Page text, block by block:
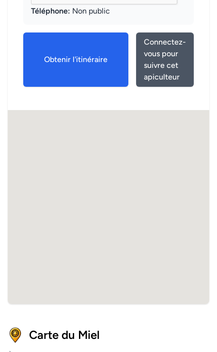
Téléphone: Non public
Obtenir l'itinéraire
Connectez-
vous pour
suivre cet
apiculteur
Carte du Miel